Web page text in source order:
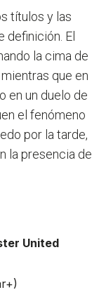
títulos y las
definición. El
la cima de
que en
en un duelo de
el fenómeno
por la tarde,
la presencia de
United